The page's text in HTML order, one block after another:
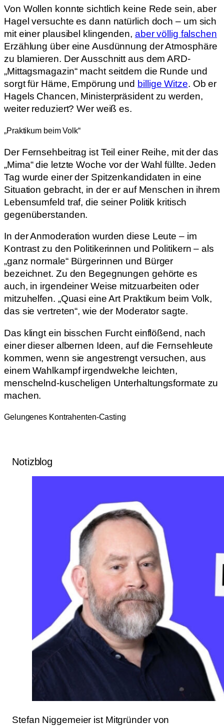
Von Wollen konnte sichtlich keine Rede sein, aber
Hagel versuchte es dann natürlich doch – um sich
mit einer plausibel klingenden, aber völlig falschen
Erzählung über eine Ausdünnung der Atmosphäre
zu blamieren. Der Ausschnitt aus dem ARD-
„Mittagsmagazin“ macht seitdem die Runde und
sorgt für Häme, Empörung und billige Witze. Ob er
Hagels Chancen, Ministerpräsident zu werden,
weiter reduziert? Wer weiß es.
„Praktikum beim Volk“
Der Fernsehbeitrag ist Teil einer Reihe, mit der das
„Mima“ die letzte Woche vor der Wahl füllte. Jeden
Tag wurde einer der Spitzenkandidaten in eine
Situation gebracht, in der er auf Menschen in ihrem
Lebensumfeld traf, die seiner Politik kritisch
gegenüberstanden.
In der Anmoderation wurden diese Leute – im
Kontrast zu den Politikerinnen und Politikern – als
„ganz normale“ Bürgerinnen und Bürger
bezeichnet. Zu den Begegnungen gehörte es
auch, in irgendeiner Weise mitzuarbeiten oder
mitzuhelfen. „Quasi eine Art Praktikum beim Volk,
das sie vertreten“, wie der Moderator sagte.
Das klingt ein bisschen Furcht einflößend, nach
einer dieser albernen Ideen, auf die Fernsehleute
kommen, wenn sie angestrengt versuchen, aus
einem Wahlkampf irgendwelche leichten,
menschelnd-kuscheligen Unterhaltungsformate zu
machen.
Gelungenes Kontrahenten-Casting
Notizblog
Stefan Niggemeier ist Mitgründer von